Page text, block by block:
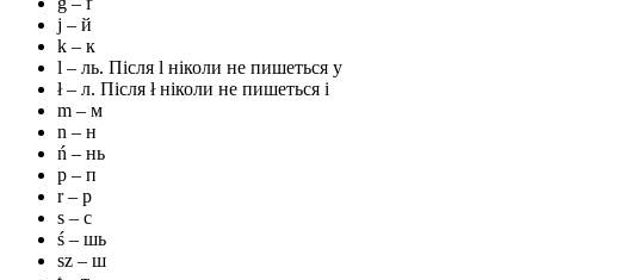
j – й
k – к
l – ль. Після l ніколи не пишеться y
ł – л. Після ł ніколи не пишеться i
m – м
n – н
ń – нь
p – п
r – р
s – c
ś – шь
sz – ш